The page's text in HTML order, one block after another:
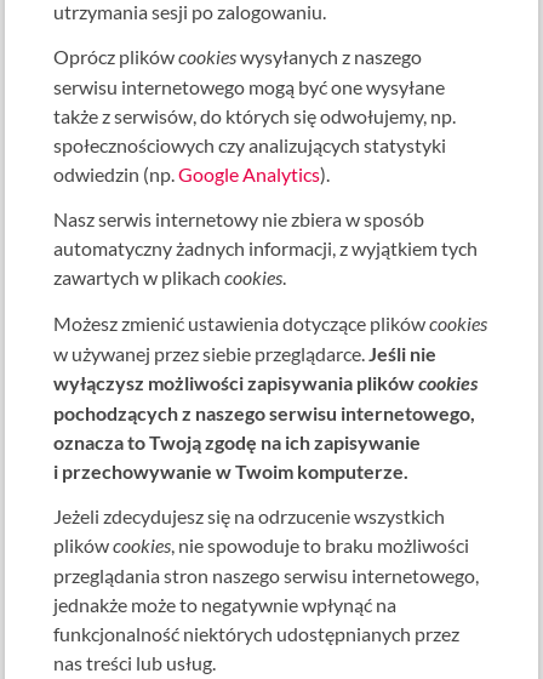
utrzymania sesji po zalogowaniu.
Oprócz plikówcookieswysyłanych z naszego
serwisu internetowego mogą być one wysyłane
także z serwisów, do których się odwołujemy, np.
społecznościowych czy analizujących statystyki
odwiedzin (np.Google Analytics).
Nasz serwis internetowy nie zbiera w sposób
automatyczny żadnych informacji, z wyjątkiem tych
zawartych w plikachcookies.
Możesz zmienić ustawienia dotyczące plikówcookies
w używanej przez siebie przeglądarce.Jeśli nie
wyłączysz możliwości zapisywania plikówcookies
pochodzących z naszego serwisu internetowego,
oznacza to Twoją zgodę na ich zapisywanie
i przechowywanie w Twoim komputerze.
Jeżeli zdecydujesz się na odrzucenie wszystkich
plikówcookies, nie spowoduje to braku możliwości
przeglądania stron naszego serwisu internetowego,
jednakże może to negatywnie wpłynąć na
funkcjonalność niektórych udostępnianych przez
nas treści lub usług.